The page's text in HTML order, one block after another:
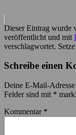
Dieser Eintrag wurde
veröffentlicht und mit
verschlagwortet.
Schreibe einen
Deine E-Mail-
Felder sind mit *
Kommentar *